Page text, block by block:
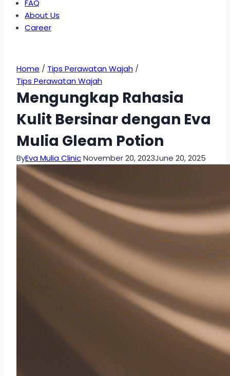
FAQ
About Us
Career
Home / Tips Perawatan Wajah /
Tips Perawatan Wajah
Mengungkap Rahasia
Kulit Bersinar dengan Eva
Mulia Gleam Potion
ByEva Mulia ClinicNovember 20, 2023June 20, 2025